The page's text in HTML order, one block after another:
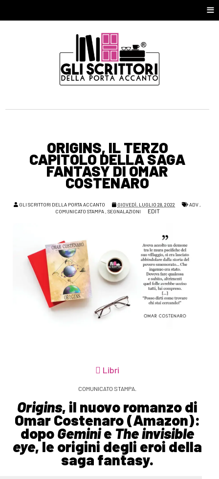
≡
ORIGINS, IL TERZO
CAPITOLO DELLA SAGA
FANTASY DI OMAR
COSTENARO
GLI SCRITTORI DELLA PORTA ACCANTO GIOVEDÌ, LUGLIO 28, 2022 ADV ,
COMUNICATO STAMPA, SEGNALAZIONI EDIT
Libri
COMUNICATO STAMPA.
Origins, il nuovo romanzo di
Omar Costenaro (Amazon):
dopoGeminie The invisible
eye, le origini degli eroi della
saga fantasy.